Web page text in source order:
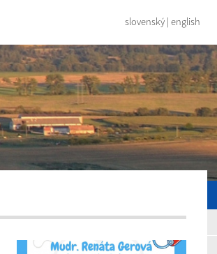
slovenský| english